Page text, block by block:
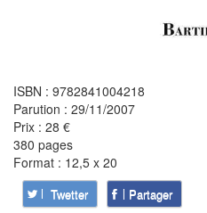
ISBN : 9782841004218
Parution : 29/11/2007
Prix : 28 €
380 pages
Format : 12,5 x 20
Twetter Partager